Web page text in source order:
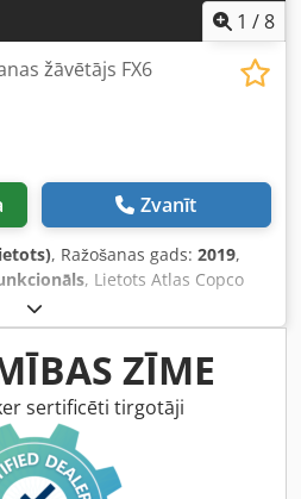
1 /8
žāvētājs FX6
Zvanīt
, Ražošanas gads: 2019,
, Lietots Atlas Copco
2,34 m3/min. Spiediens: 14
Chodpezrtbisfx Ap Esa
ZĪME
sertificēti tirgotāji